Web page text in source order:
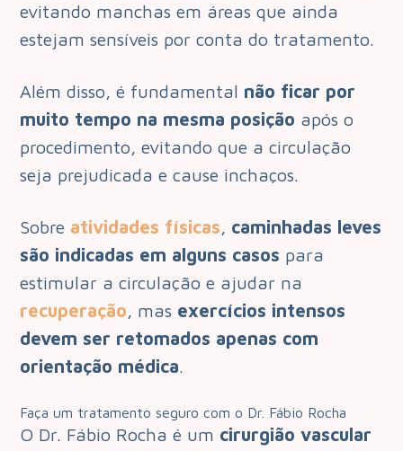
evitando manchas em áreas que ainda
estejam sensíveis por conta do tratamento.
Além disso, é fundamental não ficar por
muito tempo na mesma posição após o
procedimento, evitando que a circulação
seja prejudicada e cause inchaços.
Sobre atividades físicas, caminhadas leves
são indicadas em alguns casos para
estimular a circulação e ajudar na
recuperação, mas exercícios intensos
devem ser retomados apenas com
orientação médica.
Faça um tratamento seguro com o Dr. Fábio Rocha
O Dr. Fábio Rocha é um cirurgião vascular